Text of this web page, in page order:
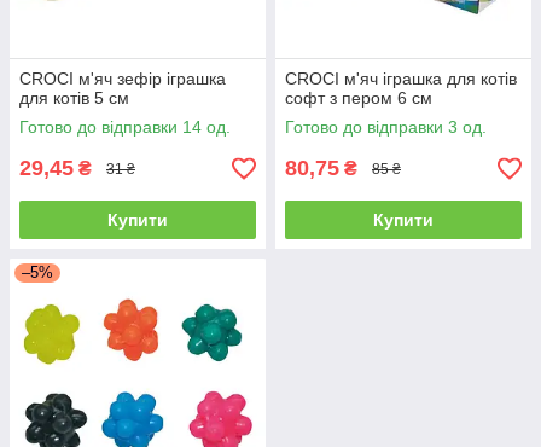
CROCI м'яч зефір іграшка
для котів 5 см
Готово до відправки 14 од.
29,45 ₴ 31 ₴
Купити
CROCI м'яч іграшка для котів
софт з пером 6 см
Готово до відправки 3 од.
80,75 ₴ 85 ₴
Купити
–5%